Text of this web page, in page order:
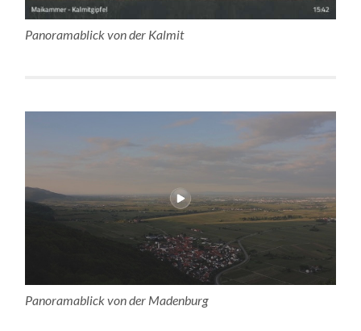
Panoramablick von der Kalmit
Panoramablick von der Madenburg